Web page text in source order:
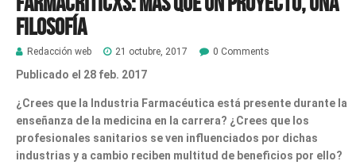
filosofía
Redacción web 21 octubre, 2017 0 Comments
Publicado el 28 feb. 2017
¿Crees que la Industria Farmacéutica está presente durante la
enseñanza de la medicina en la carrera? ¿Crees que los
profesionales sanitarios se ven influenciados por dichas
industrias y a cambio reciben multitud de beneficios por ello?